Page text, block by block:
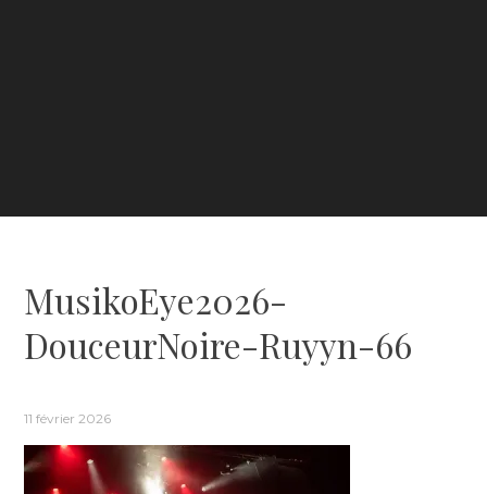
MusikoEye2026-
DouceurNoire-Ruyyn-66
11 février 2026